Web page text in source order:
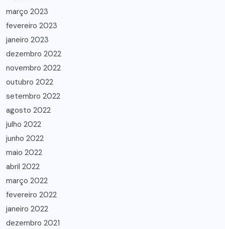
março 2023
fevereiro 2023
janeiro 2023
dezembro 2022
novembro 2022
outubro 2022
setembro 2022
agosto 2022
julho 2022
junho 2022
maio 2022
abril 2022
março 2022
fevereiro 2022
janeiro 2022
dezembro 2021